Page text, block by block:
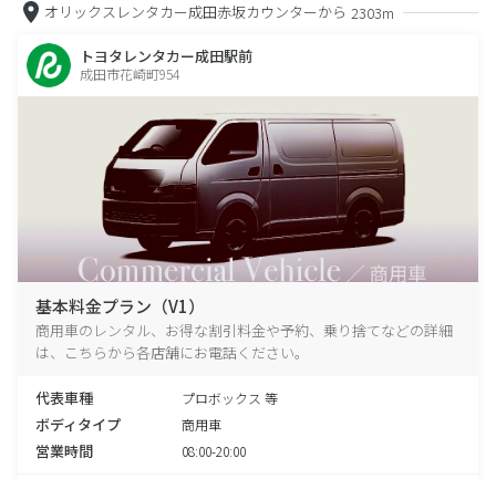
オリックスレンタカー成田赤坂カウンターから 2303m
トヨタレンタカー成田駅前
成田市花崎町954
基本料金プラン（V1）
商用車のレンタル、お得な割引料金や予約、乗り捨てなどの詳細
は、こちらから各店舗にお電話ください。
代表車種 プロボックス 等
ボディタイプ 商用車
営業時間 08:00-20:00